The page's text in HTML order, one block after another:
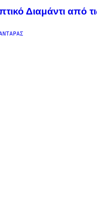
Διαμάντι από